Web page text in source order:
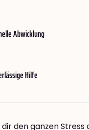
Abwicklung
Hilfe
den ganzen Stress